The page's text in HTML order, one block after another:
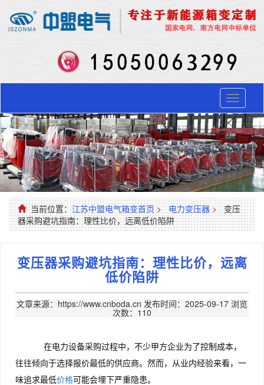
Toggle
当前位置：江苏中盟电气箱变首页 > 电力变压器 > 变压
器采购避坑指南：理性比价，远离低价陷阱
变压器采购避坑指南：理性比价，远离
低价陷阱
文章来源：https://www.cnboda.cn 发布时间：2025-09-17 浏览
次数：110
在电力设备采购过程中，不少甲方企业为了控制成本，
往往倾向于选择报价最低的供应商。然而，从业内经验来看，一
味追求最低价格可能会埋下严重隐患。